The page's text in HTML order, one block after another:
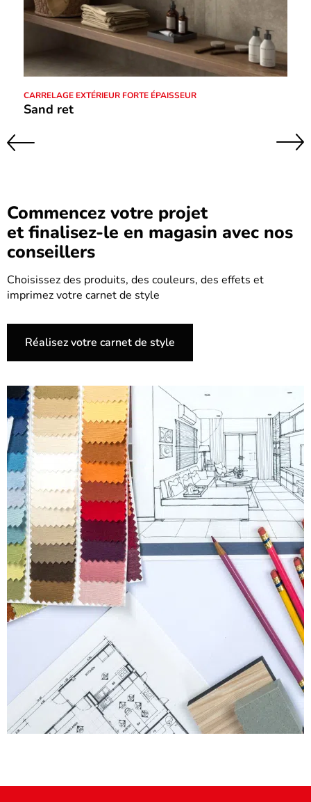
CARRELAGE EXTÉRIEUR FORTE ÉPAISSEUR
Sand ret
Précédent Suivant
Commencez votre projet
et finalisez-le en magasin avec nos
conseillers
Choisissez des produits, des couleurs, des effets et
imprimez votre carnet de style
Réalisez votre carnet de style